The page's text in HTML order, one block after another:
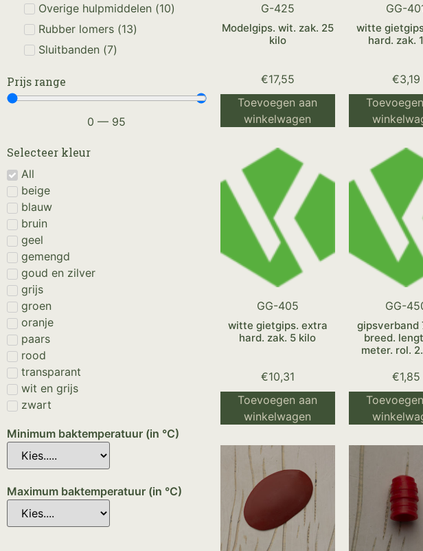
Overige hulpmiddelen (10)
Rubber lomers (13)
Sluitbanden (7)
Prijs range
0 — 95
Selecteer kleur
All
beige
blauw
bruin
geel
gemengd
goud en zilver
grijs
groen
oranje
paars
rood
transparant
wit en grijs
zwart
Minimum baktemperatuur (in °C)
Maximum baktemperatuur (in °C)
G-425
Modelgips. wit. zak. 25
kilo
€17,55
Toevoegen aan
winkelwagen
GG-
witte
hard. zak.
€3,19
GG-405
witte gietgips. extra
hard. zak. 5 kilo
€10,31
Toevoegen aan
winkelwagen
GG-
breed.
meter. rol.
€1,85